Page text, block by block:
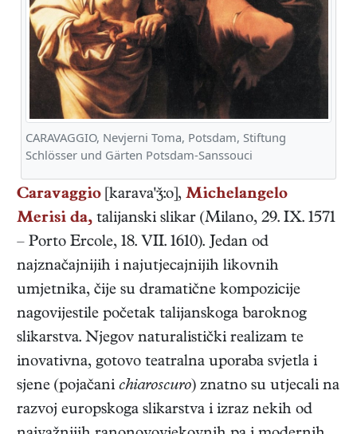
CARAVAGGIO, Nevjerni Toma, Potsdam, Stiftung
Schlösser und Gärten Potsdam-Sanssouci
Caravaggio [karava':o], Michelangelo
Merisi da, talijanski slikar (Milano, 29. IX. 1571
– Porto Ercole, 18. VII. 1610). Jedan od
najznačajnijih i najutjecajnijih likovnih
umjetnika, čije su dramatične kompozicije
nagovijestile početak talijanskoga baroknog
slikarstva. Njegov naturalistički realizam te
inovativna, gotovo teatralna uporaba svjetla i
sjene (pojačani chiaroscuro) znatno su utjecali na
razvoj europskoga slikarstva i izraz nekih od